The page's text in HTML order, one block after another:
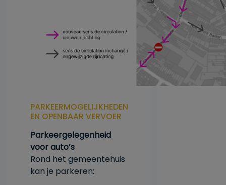
PARKEERMOGELIJKHEDEN
EN OPENBAAR VERVOER
Parkeergelegenheid
voor auto’s
Rond het gemeentehuis
kan je parkeren: